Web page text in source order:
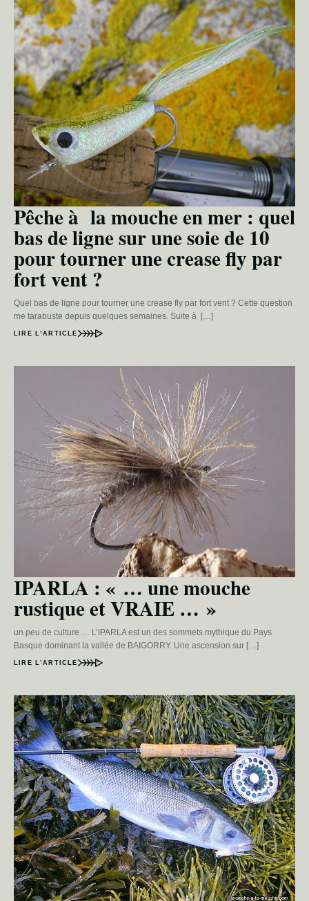
Pêche à la mouche en mer : quel
bas de ligne sur une soie de 10
pour tourner une crease fly par
fort vent ?
Quel bas de ligne pour tourner une crease fly par fort vent ? Cette question
me tarabuste depuis quelques semaines. Suite à […]
LIRE L’ARTICLE
IPARLA : « … une mouche
rustique et VRAIE … »
un peu de culture … L’IPARLA est un des sommets mythique du Pays
Basque dominant la vallée de BAIGORRY. Une ascension sur […]
LIRE L’ARTICLE